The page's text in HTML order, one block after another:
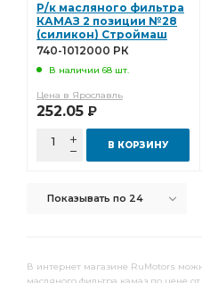
Р/к масляного фильтра
КАМАЗ 2 позиции №28
(силикон) Строймаш
740-1012000 РК
740-1012000 РК
В наличии 68 шт.
Цена в Ярославль
252.05 Р
В КОРЗИНУ
Показывать по 24
В интернет магазине RuMotors